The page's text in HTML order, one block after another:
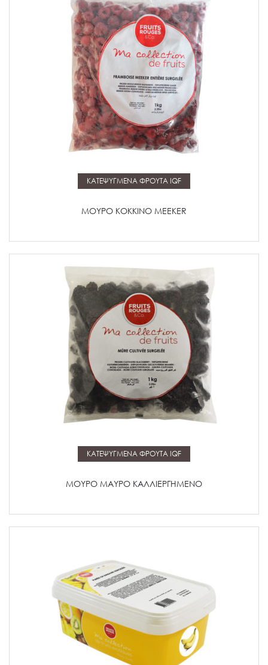
Μάθετε περισσότερα
ΚΑΤΕΨΥΓΜΕΝΑ ΦΡΟΥΤΑ IQF
ΜΟΥΡΟ ΚΟΚΚΙΝΟ MEEKER
Μάθετε περισσότερα
ΚΑΤΕΨΥΓΜΕΝΑ ΦΡΟΥΤΑ IQF
ΜΟΥΡΟ ΜΑΥΡΟ ΚΑΛΛΙΕΡΓΗΜΕΝΟ